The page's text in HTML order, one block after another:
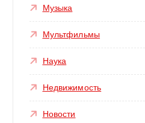
Музыка
Мультфильмы
Наука
Недвижимость
Новости